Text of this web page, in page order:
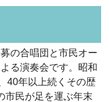
の合唱団と市民オー
る演奏会です。昭和
40年以上続くその歴
市民が足を運ぶ年末